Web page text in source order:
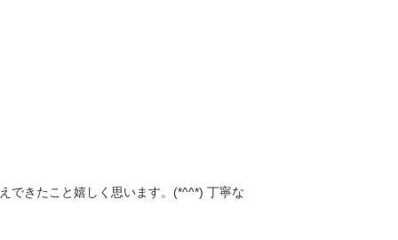
できたこと嬉しく思います。(*^^*) 丁寧な